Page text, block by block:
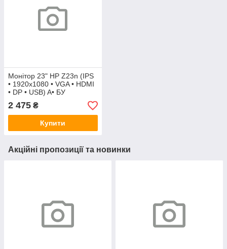
Монітор 23" HP Z23n (IPS
• 1920x1080 • VGA • HDMI
• DP • USB) A• БУ
2 475 ₴
Купити
Акційні пропозиції та новинки